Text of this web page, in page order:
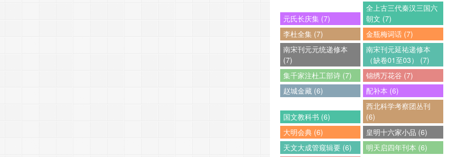
元氏长庆集 (7)
全上古三代秦汉三国六
朝文 (7)
李杜全集 (7)
金瓶梅词话 (7)
南宋刊元元统递修本
(7)
南宋刊元延祐递修本
（缺卷01至03） (7)
集千家注杜工部诗 (7)
锦绣万花谷 (7)
赵城金藏 (6)
配补本 (6)
国文教科书 (6)
西北科学考察团丛刊
(6)
大明会典 (6)
皇明十六家小品 (6)
天文大成管窥辑要 (6)
明天启四年刊本 (6)